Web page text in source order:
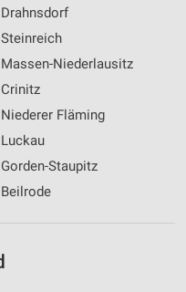
Drahnsdorf
Steinreich
Massen-Niederlausitz
Crinitz
Niederer Fläming
Luckau
Gorden-Staupitz
Beilrode